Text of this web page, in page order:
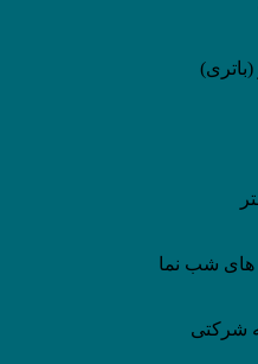
(باتری)
های شب نما
شرکتی